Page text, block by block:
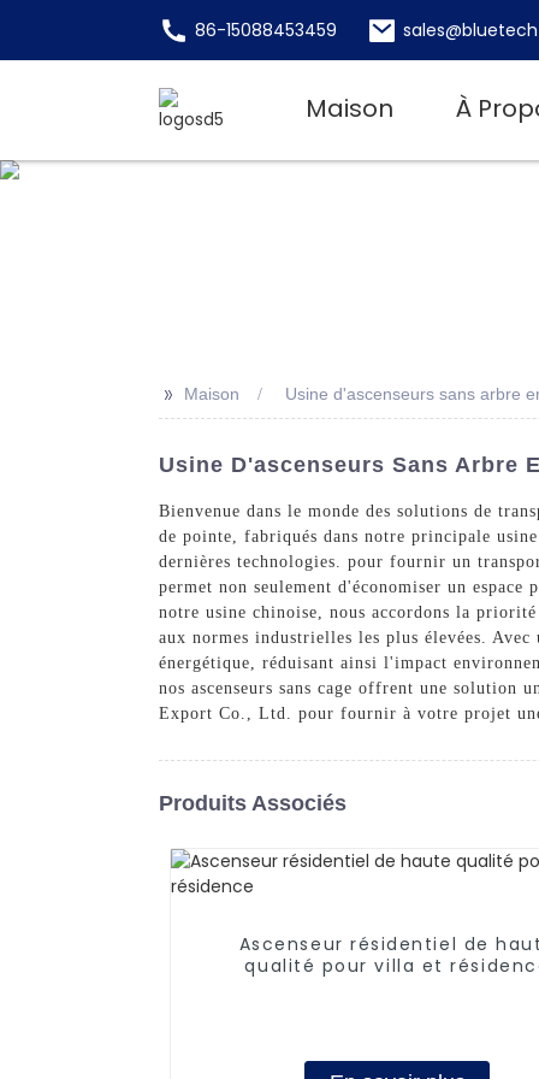
86-15088453459
Maison À
>> Maison Usine d'ascenseurs sans arbre
Usine D'ascenseurs Sans Arbre
Bienvenue dans le monde des solutions de
de pointe, fabriqués dans notre principale
dernières technologies. pour fournir un
permet non seulement d'économiser un
notre usine chinoise, nous accordons la
aux normes industrielles les plus élevées. Avec
énergétique, réduisant ainsi l'impact
nos ascenseurs sans cage offrent une
Export Co., Ltd. pour fournir à votre projet
Produits Associés
Ascenseur résidentiel de
qualité pour villa et